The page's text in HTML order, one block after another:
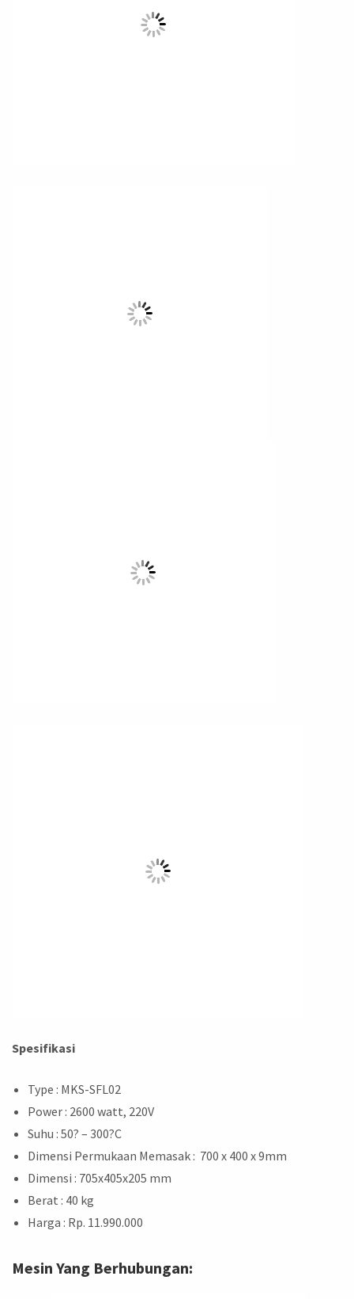
Spesifikasi
Type : MKS-SFL02
Power : 2600 watt, 220V
Suhu : 50? – 300?C
Dimensi Permukaan Memasak : 700 x 400 x 9mm
Dimensi : 705x405x205 mm
Berat : 40 kg
Harga : Rp. 11.990.000
Mesin Yang Berhubungan: